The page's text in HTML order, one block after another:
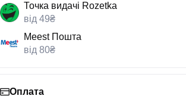
Точка видачі Rozetka
від 49₴
Meest Пошта
від 80₴
Оплата